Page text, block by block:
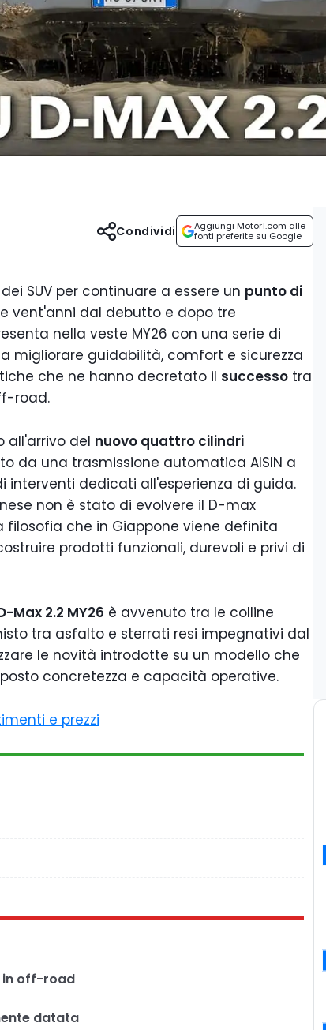
Aggiungi Motor1.com alle
fonti preferite su Google
Condividi
SUV per continuare a essere un punto di
vent'anni dal debutto e dopo tre
nella veste MY26 con una serie di
migliorare guidabilità, comfort e sicurezza
che ne hanno decretato il successo tra
road.
all'arrivo del nuovo quattro cilindri
da una trasmissione automatica AISIN a
interventi dedicati all'esperienza di guida.
non è stato di evolvere il D-max
che in Giappone viene definita
prodotti funzionali, durevoli e privi di
Max 2.2 MY26 è avvenuto tra le colline
tra asfalto e sterrati resi impegnativi dal
le novità introdotte su un modello che
concretezza e capacità operative.
e prezzi
in off-road
datata